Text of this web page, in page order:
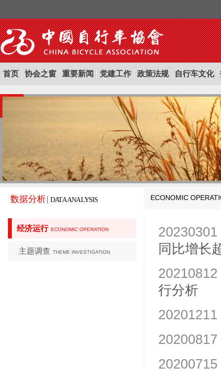
首页 协会之窗 重要新闻 党建工作 政策法规 自行车文化
数据分析 DATA ANALYSIS
经济运行 ECONOMIC OPERATION
主题调查 THEME INVESTIGATION
ECONOMIC
20230301
同比增长
20210812
行分析
20201211
20200817
20200715